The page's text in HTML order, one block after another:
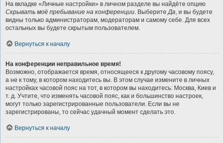
На вкладке «Личные настройки» в личном разделе вы найдёте опцию
Скрывать моё пребывание на конференции. ВыберитеДа, и вы будете
видны только администраторам, модераторам и самому себе. Для всех
остальных вы будете скрытым пользователем.
Вернуться к началу
На конференции неправильное время!
Возможно, отображается время, относящееся к другому часовому поясу,
а не к тому, в котором находитесь вы. В этом случае измените в личных
настройках часовой пояс на тот, в котором вы находитесь: Москва, Киев и
т. д. Учтите, что изменять часовой пояс, как и большинство настроек,
могут только зарегистрированные пользователи. Если вы не
зарегистрированы, то сейчас удачный момент сделать это.
Вернуться к началу